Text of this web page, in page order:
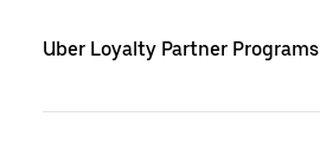
Uber Loyalty Partner Programs